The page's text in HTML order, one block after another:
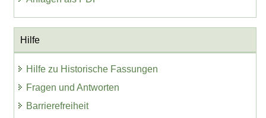
Hilfe
Hilfe zu Historische Fassungen
Fragen und Antworten
Barrierefreiheit